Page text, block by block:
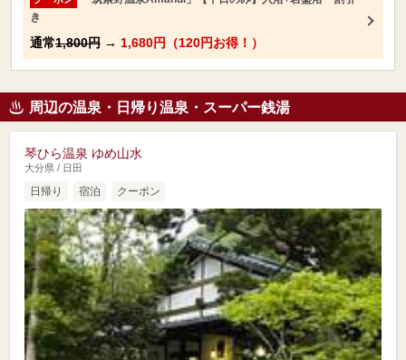
き
通常1,800円 → 1,680円（120円お得！）
周辺の温泉・日帰り温泉・スーパー銭湯
琴ひら温泉 ゆめ山水
大分県 / 日田
日帰り 宿泊 クーポン